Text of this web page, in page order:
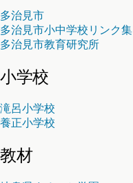
多治見市
多治見市小中学校リンク集
多治見市教育研究所
小学校
滝呂小学校
養正小学校
教材